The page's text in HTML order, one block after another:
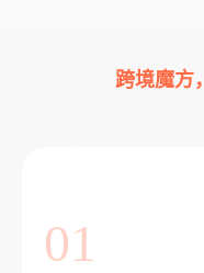
跨境魔方，
01